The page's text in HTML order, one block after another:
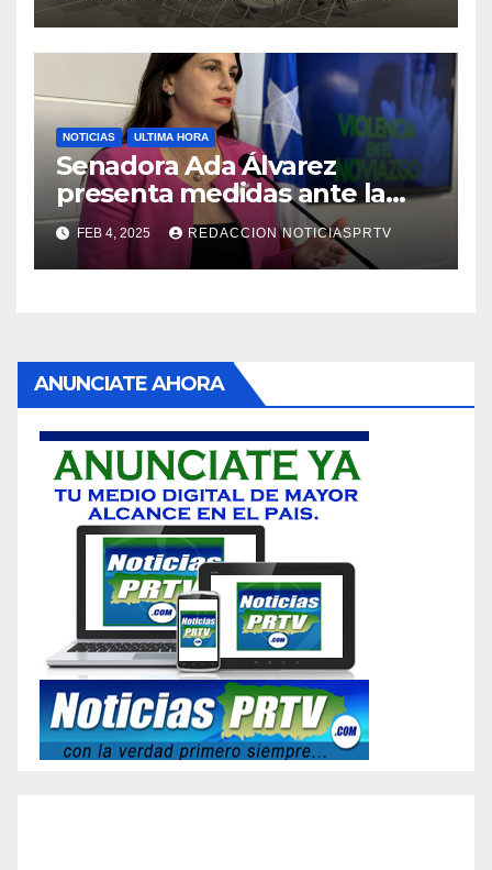
NOTICIAS ULTIMA HORA
Senadora Ada Álvarez
presenta medidas ante la
violencia en el noviazgo
FEB 4, 2025 REDACCION NOTICIASPRTV
ANUNCIATE AHORA